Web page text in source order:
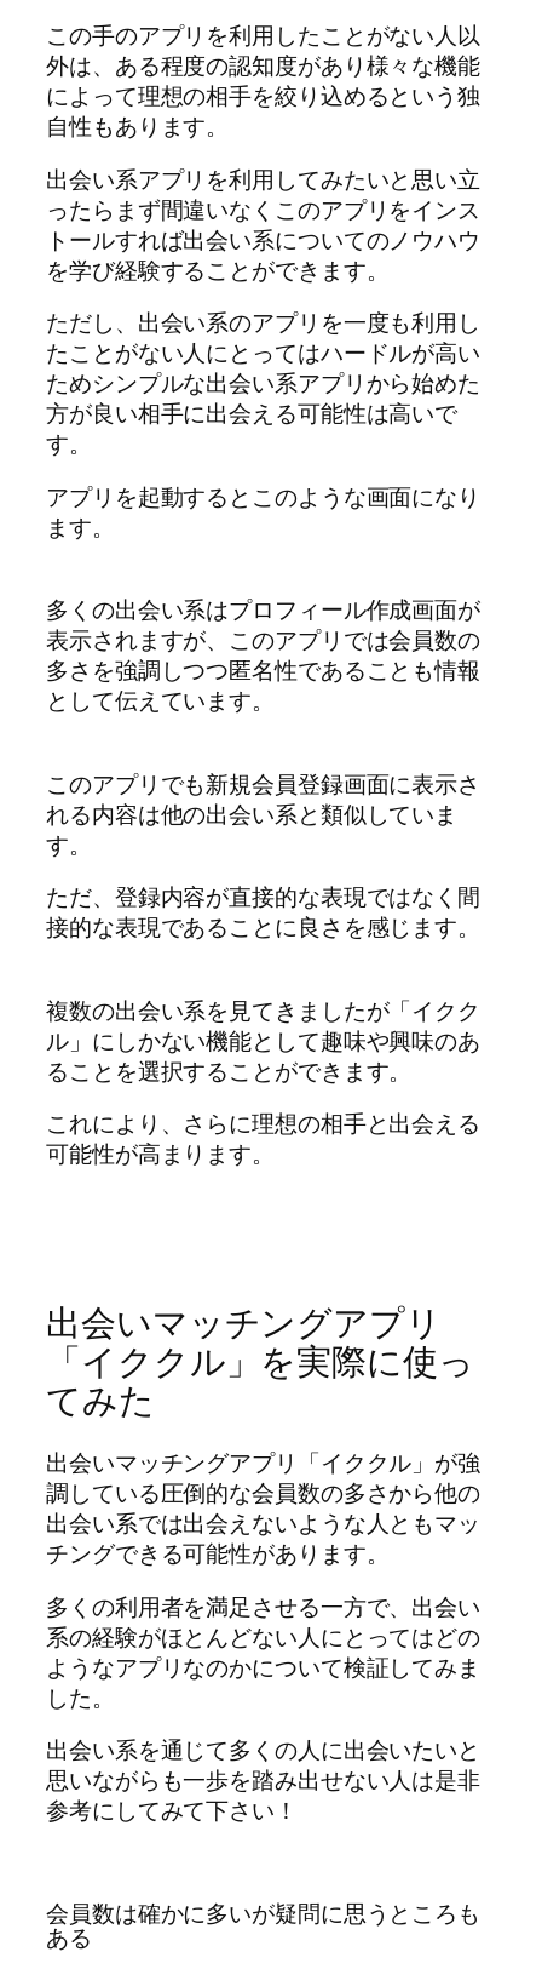
この手のアプリを利用したことがない人以
外は、ある程度の認知度があり様々な機能
によって理想の相手を絞り込めるという独
自性もあります。
出会い系アプリを利用してみたいと思い立
ったらまず間違いなくこのアプリをインス
トールすれば出会い系についてのノウハウ
を学び経験することができます。
ただし、出会い系のアプリを一度も利用し
たことがない人にとってはハードルが高い
ためシンプルな出会い系アプリから始めた
方が良い相手に出会える可能性は高いで
す。
アプリを起動するとこのような画面になり
ます。
多くの出会い系はプロフィール作成画面が
表示されますが、このアプリでは会員数の
多さを強調しつつ匿名性であることも情報
として伝えています。
このアプリでも新規会員登録画面に表示さ
れる内容は他の出会い系と類似していま
す。
ただ、登録内容が直接的な表現ではなく間
接的な表現であることに良さを感じます。
複数の出会い系を見てきましたが「イクク
ル」にしかない機能として趣味や興味のあ
ることを選択することができます。
これにより、さらに理想の相手と出会える
可能性が高まります。
出会いマッチングアプリ
「イククル」を実際に使っ
てみた
出会いマッチングアプリ「イククル」が強
調している圧倒的な会員数の多さから他の
出会い系では出会えないような人ともマッ
チングできる可能性があります。
多くの利用者を満足させる一方で、出会い
系の経験がほとんどない人にとってはどの
ようなアプリなのかについて検証してみま
した。
出会い系を通じて多くの人に出会いたいと
思いながらも一歩を踏み出せない人は是非
参考にしてみて下さい！
会員数は確かに多いが疑問に思うところも
ある